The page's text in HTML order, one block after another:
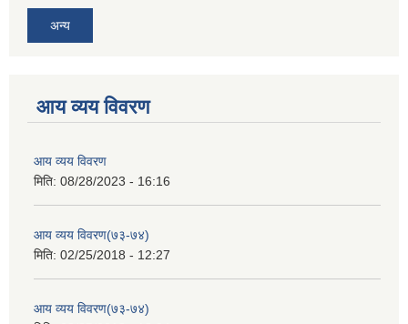
अन्य
आय व्यय विवरण
आय व्यय विवरण
मिति: 08/28/2023 - 16:16
आय व्यय विवरण(७३-७४)
मिति: 02/25/2018 - 12:27
आय व्यय विवरण(७३-७४)